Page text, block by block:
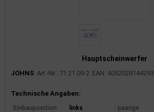
Hauptscheinwerfer
JOHNS Art.-Nr.: 71 21 09-2 EAN: 4052028144293
Produktinformationen
Technische Angaben:
Einbauposition links
paarige